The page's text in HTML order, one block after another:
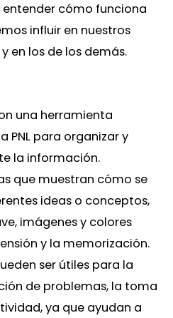
cómo funciona
influir en nuestros
en los de los demás.
una herramienta
PNL para organizar y
la información.
que muestran cómo se
ideas o conceptos,
imágenes y colores
y la memorización.
ser útiles para la
de problemas, la toma
ya que ayudan a